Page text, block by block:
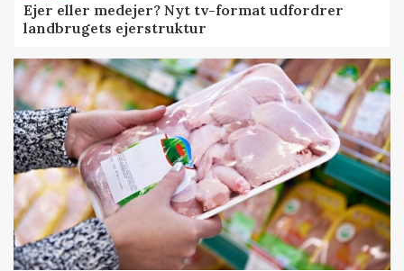
Ejer eller medejer? Nyt tv-format udfordrer
landbrugets ejerstruktur